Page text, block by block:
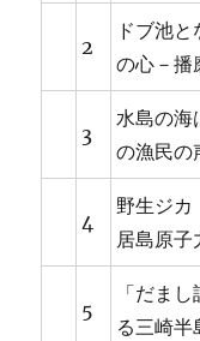
2
ドブ池
の心－播
3
水島の
の漁民の
4
野生ジカ
居島原
5
「だま
る三崎半